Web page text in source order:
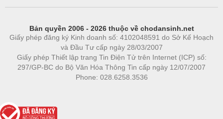
Bản quyền 2006 - 2026 thuộc về chodansinh.net
Giấy phép đăng ký Kinh doanh số: 4102048591 do Sở Kế Hoạch
và Đầu Tư cấp ngày 28/03/2007
Giấy phép Thiết lập trang Tin Điện Tử trên Internet (ICP) số:
297/GP-BC do Bộ Văn Hóa Thông Tin cấp ngày 12/07/2007
Phone: 028.6258.3536